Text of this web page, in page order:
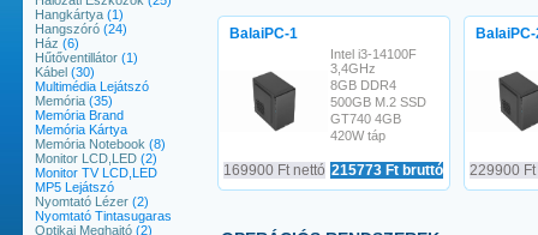
Hangkártya (1)
Hangszóró (24)
Ház (6)
Hűtőventillátor (1)
Kábel (30)
Multimédia Lejátszó
Memória (35)
Memória Brand
Memória Kártya
Memória Notebook (8)
Monitor LCD,LED (2)
Monitor TV LCD,LED
MP5 Lejátszó
Nyomtató Lézer (2)
Nyomtató Tintasugaras
Optikai Meghajtó (2)
BalaiPC-1
Intel i3-14100F
3,4GHz
8GB DDR4
500GB M.2 SSD
GT740 4GB
420W táp
169900 Ft nettó 215773 Ft bruttó 229900 Ft